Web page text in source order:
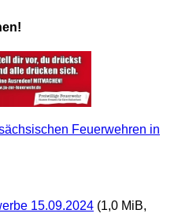
Feuerwehren in
15.09.2024 (1,0 MiB,